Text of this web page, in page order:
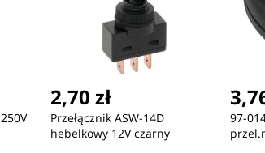
Kula:
367,86 zł
ZEGAREK DAMSKI TOMMY
HILFIGER 1782141 ARI
(zf542d) + BOX
2,70 zł
Przełącznik ASW-14D
hebelkowy 12V czarny
97-